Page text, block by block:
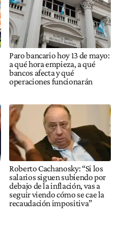
Paro bancario hoy 13 de mayo:
a qué hora empieza, a qué
bancos afecta y qué
operaciones funcionarán
Roberto Cachanosky: “Si los
salarios siguen subiendo por
debajo de la inflación, vas a
seguir viendo cómo se cae la
recaudación impositiva”